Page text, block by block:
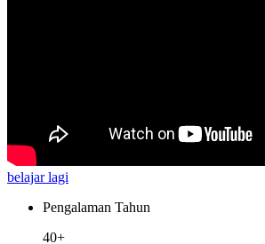
belajar lagi
Pengalaman Tahun
40+